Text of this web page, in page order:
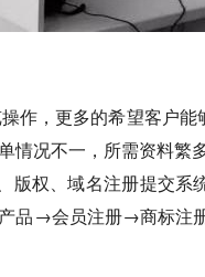
作，更多的希望客户
况不一，所需资料繁
权、域名注册提交
品→会员注册→商标注